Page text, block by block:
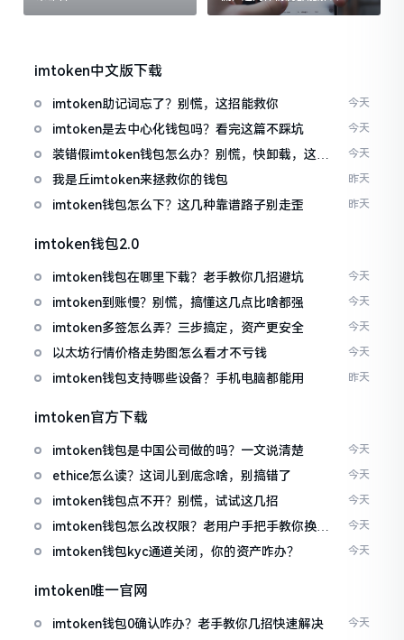
imtoken中文版下载
imtoken助记词忘了？别慌，这招能救你 今天
imtoken是去中心化钱包吗？看完这篇不踩坑 今天
装错假imtoken钱包怎么办？别慌，快卸载，这几
招能救急
今天
我是丘imtoken来拯救你的钱包 昨天
imtoken钱包怎么下？这几种靠谱路子别走歪 昨天
imtoken钱包2.0
imtoken钱包在哪里下载？老手教你几招避坑 今天
imtoken到账慢？别慌，搞懂这几点比啥都强 今天
imtoken多签怎么弄？三步搞定，资产更安全 今天
以太坊行情价格走势图怎么看才不亏钱 今天
imtoken钱包支持哪些设备？手机电脑都能用 昨天
imtoken官方下载
imtoken钱包是中国公司做的吗？一文说清楚 今天
ethice怎么读？这词儿到底念啥，别搞错了 今天
imtoken钱包点不开？别慌，试试这几招 今天
imtoken钱包怎么改权限？老用户手把手教你换主
人
今天
imtoken钱包kyc通道关闭，你的资产咋办？ 今天
imtoken唯一官网
imtoken钱包0确认咋办？老手教你几招快速解决 今天